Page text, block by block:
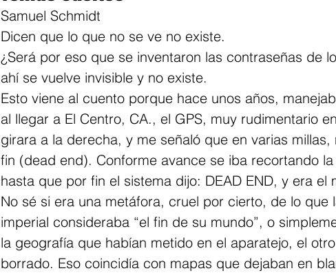
Samuel Schmidt
Dicen que lo que no se ve no existe.
¿Será por eso que se inventaron las contraseñas de
ahí se vuelve invisible y no existe.
Esto viene al cuento porque hace unos años,
al llegar a El Centro, CA., el GPS, muy rudimentario
girara a la derecha, y me señaló que en varias
fin (dead end). Conforme avance se iba recortando
hasta que por fin el sistema dijo: DEAD END, y era el
No sé si era una metáfora, cruel por cierto, de lo que
imperial consideraba “el fin de su mundo”, o
la geografía que habían metido en el aparatejo, el
borrado. Eso coincidía con mapas que dejaban en